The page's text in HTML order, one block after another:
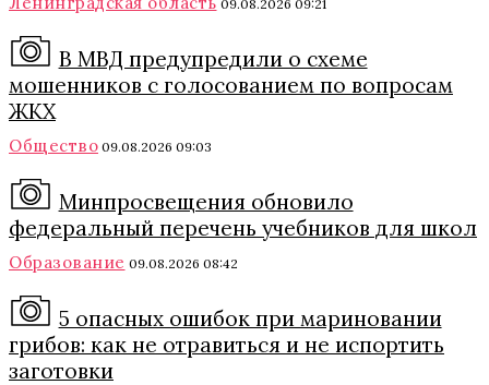
09.08.2026 09:21
В МВД предупредили о схеме
мошенников с голосованием по вопросам
ЖКХ
Общество 09.08.2026 09:03
Минпросвещения обновило
федеральный перечень учебников для школ
Образование 09.08.2026 08:42
5 опасных ошибок при мариновании
грибов: как не отравиться и не испортить
заготовки